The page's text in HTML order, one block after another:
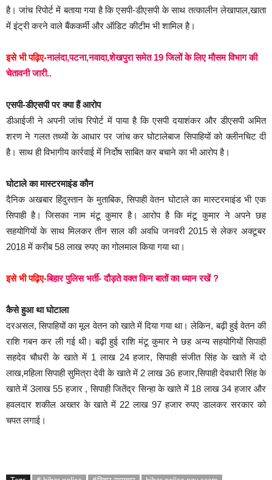
है। जांच रिपोर्ट में बताया गया है कि एसपी-डीएसपी के साथ तत्कालीन लेखापाल,खाता
में इंट्री करने वाले बैंककर्मी और ऑडिट कीटीम भी शामिल है।
इसे भी पढ़िए-नालंदा,पटना,नवादा,शेखपुरा समेत 19 जिलों के लिए मौसम विभाग की
चेतावनी जारी..
एसपी-डीएसपी पर क्या हैं आरोप
डीआईजी ने अपनी जांच रिपोर्ट में पाया है कि एसपी दयाशंकर और डीएसपी अमित
शरण ने गलत तथ्यों के आधार पर जांच कर घोटालेबाज सिपाहियों को क्लीनचिट दी
है। साथ ही विभागीय कार्रवाई में निर्दोष साबित कर बचाने का भी आरोप है।
घोटाले का मास्टरमाइंड कौन
दैनिक अखबार हिंदुस्तान के मुताबिक, सिपाही वेतन घोटाले का मास्टरमाइंड भी एक
सिपाही है। जिसका नाम मंटू कुमार है। आरोप है कि मंटू कुमार ने अपने छह
सहयोगियों के साथ मिलकर तीन साल की अवधि जनवरी 2015 से लेकर अक्टूबर
2018 में करीब 58 लाख रुपए का गोलमाल किया गया था।
इसे भी पढ़िए-बिहार पुलिस भर्ती- दौड़ते वक्त किन बातों का ध्यान रखें ?
कैसे हुआ था घोटाला
दरअसल, सिपाहियों का मूल वेतन को खाते में दिया गया था। लेकिन, बढ़ी हुई वेतन की
राशि गबन कर ली गई थी। बढ़ी हुई राशि मंटू कुमार ने छह अन्य सहयोगियों सिपाही
सहदेव चौधरी के खाते में 1 लाख 24 हजार, सिपाही संजीत सिंह के खाते में दो
लाख,महिला सिपाही सुमित्रा देवी के खाते में 2 लाख 36 हजार,सिपाही देवधारी सिंह के
खाते में 3लाख 55 हजार , सिपाही जितेंद्र सिन्हा के खाते में 18 लाख 34 हजार और
हवलदार शकील अख्तर के खाते में 22 लाख 97 हजार रुपए डालकर सरकार को
चपत लगाई।